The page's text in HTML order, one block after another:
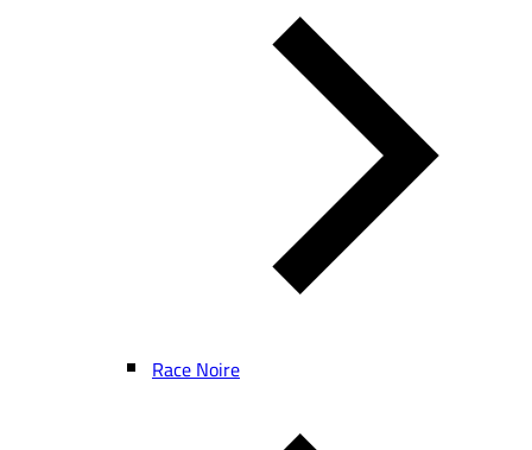
Race Noire